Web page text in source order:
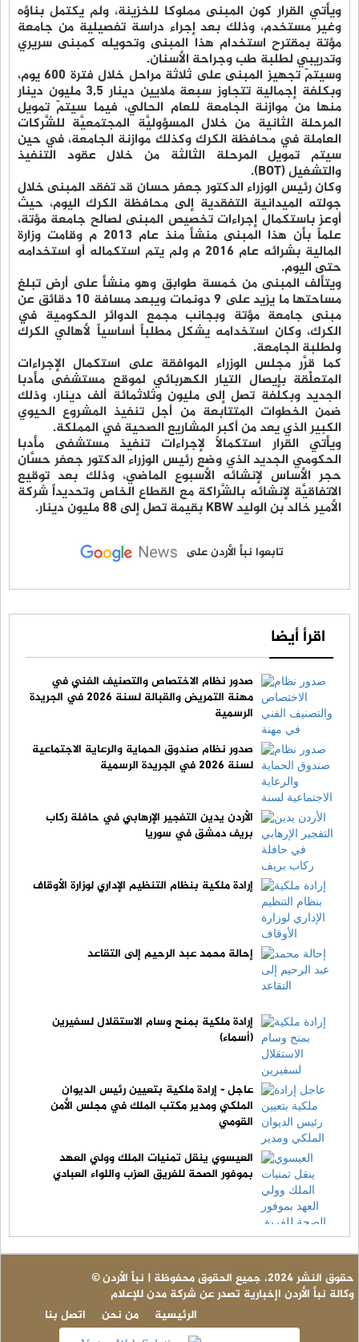
ويأتي القرار كون المبنى مملوكا للخزينة، ولم يكتمل بناؤه
وغير مستخدم، وذلك بعد إجراء دراسة تفصيلية من جامعة
مؤتة بمقترح استخدام هذا المبنى وتحويله كمبنى سريري
وتدريبي لطلبة طب وجراحة الأسنان.
وسيتمّ تجهيز المبنى على ثلاثة مراحل خلال فترة 600 يوم،
وبكلفة إجمالية تتجاوز سبعة ملايين دينار 3,5 مليون دينار
منها من موازنة الجامعة للعام الحالي، فيما سيتمّ تمويل
المرحلة الثانية من خلال المسؤوليَّة المجتمعيَّة للشَّركات
العاملة في محافظة الكرك وكذلك موازنة الجامعة، في حين
سيتم تمويل المرحلة الثالثة من خلال عقود التنفيذ
والتشغيل (BOT).
وكان رئيس الوزراء الدكتور جعفر حسان قد تفقد المبنى خلال
جولته الميدانية التفقدية إلى محافظة الكرك اليوم، حيث
أوعز باستكمال إجراءات تخصيص المبنى لصالح جامعة مؤتة،
علماً بأن هذا المبنى منشأ منذ عام 2013 م وقامت وزارة
المالية بشرائه عام 2016 م ولم يتم استكماله أو استخدامه
حتى اليوم.
ويتألف المبنى من خمسة طوابق وهو منشأ على أرض تبلغ
مساحتها ما يزيد على 9 دونمات ويبعد مسافة 10 دقائق عن
مبنى جامعة مؤتة وبجانب مجمع الدوائر الحكومية في
الكرك، وكان استخدامه يشكل مطلباً أساسياً لأهالي الكرك
ولطلبة الجامعة.
كما قرَّر مجلس الوزراء الموافقة على استكمال الإجراءات
المتعلِّقة بإيصال التيار الكهربائي لموقع مستشفى مأدبا
الجديد وبكلفة تصل إلى مليون وثلاثمائة ألف دينار، وذلك
ضمن الخطوات المتتابعة من أجل تنفيذ المشروع الحيوي
الكبير الذي يعد من أكبر المشاريع الصحية في المملكة.
ويأتي القرار استكمالاً لإجراءات تنفيذ مستشفى مأدبا
الحكومي الجديد الذي وضع رئيس الوزراء الدكتور جعفر حسَّان
حجر الأساس لإنشائه الأسبوع الماضي، وذلك بعد توقيع
الاتفاقيَّة لإنشائه بالشَّراكة مع القطاع الخاص وتحديداً شركة
الأمير خالد بن الوليد KBW بقيمة تصل إلى 88 مليون دينار.
تابعوا نبأ الأردن على
اقرأ أيضا
صدور نظام الاختصاص والتصنيف الفني في
مهنة التمريض والقبالة لسنة 2026 في الجريدة
الرسمية
صدور نظام صندوق الحماية والرعاية الاجتماعية
لسنة 2026 في الجريدة الرسمية
الأردن يدين التفجير الإرهابي في حافلة ركاب
بريف دمشق في سوريا
إرادة ملكية بنظام التنظيم الإداري لوزارة الأوقاف
إحالة محمد عبد الرحيم إلى التقاعد
إرادة ملكية بمنح وسام الاستقلال لسفيرين
(أسماء)
عاجل - إرادة ملكية بتعيين رئيس الديوان
الملكي ومدير مكتب الملك في مجلس الأمن
القومي
العيسوي ينقل تمنيات الملك وولي العهد
بموفور الصحة للفريق العزب واللواء العبادي
© حقوق النشر 2024، جميع الحقوق محفوظة | نبأ الأردن
وكالة نبأ الأردن اإخبارية تصدر عن شركة مدن للإعلام
اتصل بنا
من نحن الرئيسية